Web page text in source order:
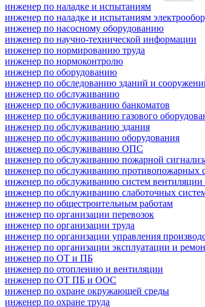
инженер по наладке и испытаниям
инженер по наладке и испытаниям
инженер по насосному оборудованию
инженер по научно-технической информации
инженер по нормированию труда
инженер по нормоконтролю
инженер по оборудованию
инженер по обследованию зданий и
инженер по обслуживанию
инженер по обслуживанию банкоматов
инженер по обслуживанию газового
инженер по обслуживанию здания
инженер по обслуживанию оборудования
инженер по обслуживанию ОПС
инженер по обслуживанию пожарной
инженер по обслуживанию противопожарных
инженер по обслуживанию систем
инженер по обслуживанию слаботочных
инженер по общестроительным работам
инженер по организации перевозок
инженер по организации труда
инженер по организации управления
инженер по организации эксплуатации и
инженер по ОТ и ПБ
инженер по отоплению и вентиляции
инженер по ОТ ПБ и ООС
инженер по охране окружающей среды
инженер по охране труда